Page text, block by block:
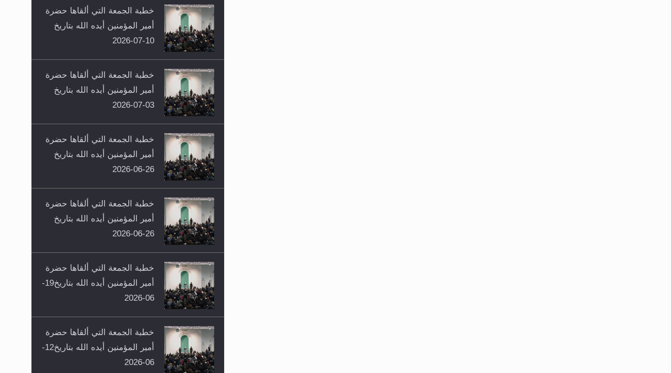
خطبة الجمعة التي ألقاها حضرة
أمير المؤمنين أيده الله بتاريخ
10-07-2026
خطبة الجمعة التي ألقاها حضرة
أمير المؤمنين أيده الله بتاريخ
03-07-2026
خطبة الجمعة التي ألقاها حضرة
أمير المؤمنين أيده الله بتاريخ
26-06-2026
خطبة الجمعة التي ألقاها حضرة
أمير المؤمنين أيده الله بتاريخ
26-06-2026
خطبة الجمعة التي ألقاها حضرة
أمير المؤمنين أيده الله بتاريخ19-
06-2026
خطبة الجمعة التي ألقاها حضرة
أمير المؤمنين أيده الله بتاريخ12-
06-2026